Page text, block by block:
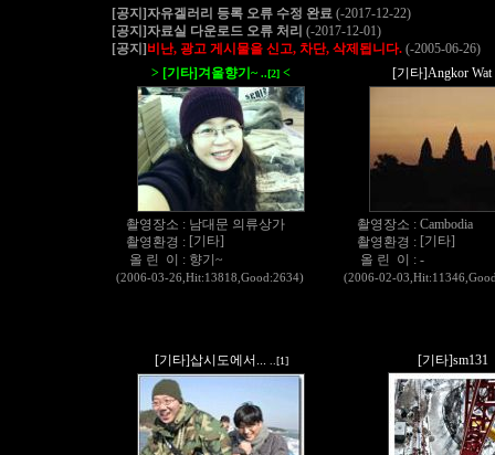
[공지]자유겔러리 등록 오류 수정 완료 (-2017-12-22)
[공지]자료실 다운로드 오류 처리 (-2017-12-01)
[공지] 비난, 광고 게시물을 신고, 차단, 삭제됩니다. (-2005-06-26)
> [기타]겨울향기~ ..[2] <
촬영장소 : 남대문 의류상가
촬영환경 : [기타]
올 린 이 : 향기~
(2006-03-26,Hit:13818,Good:2634)
[기타]Angkor Wat
촬영장소 : Cambodia
촬영환경 : [기타]
올 린 이 : -
(2006-02-
[기타]삽시도에서... ..[1] [기타]sm131